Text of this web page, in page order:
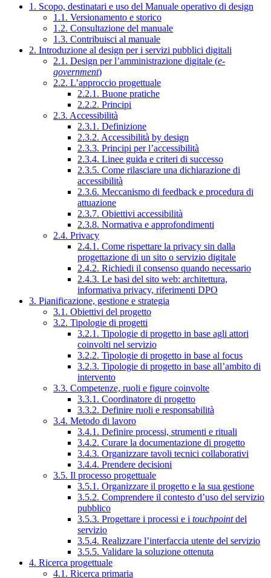
1. Scopo, destinatari e uso del Manuale operativo di design
1.1. Versionamento e storico
1.2. Consultazione del manuale
1.3. Contribuisci al manuale
2. Introduzione al design per i servizi pubblici digitali
2.1. Design per l’amministrazione digitale (e-
government)
2.2. L’approccio progettuale
2.2.1. Buone pratiche
2.2.2. Principi
2.3. Accessibilità
2.3.1. Definizione
2.3.2. Accessibilità by design
2.3.3. Principi per l’accessibilità
2.3.4. Linee guida e criteri di successo
2.3.5. Come rilasciare una dichiarazione di
accessibilità
2.3.6. Meccanismo di feedback e procedura di
attuazione
2.3.7. Obiettivi accessibilità
2.3.8. Normativa e approfondimenti
2.4. Privacy
2.4.1. Come rispettare la privacy sin dalla
progettazione di un sito o servizio digitale
2.4.2. Richiedi il consenso quando necessario
2.4.3. Le basi del sito web: architettura,
informativa privacy, riferimenti DPO
3. Pianificazione, gestione e strategia
3.1. Obiettivi del progetto
3.2. Tipologie di progetti
3.2.1. Tipologie di progetto in base agli attori
coinvolti nel servizio
3.2.2. Tipologie di progetto in base al focus
3.2.3. Tipologie di progetto in base all’ambito di
intervento
3.3. Competenze, ruoli e figure coinvolte
3.3.1. Coordinatore di progetto
3.3.2. Definire ruoli e responsabilità
3.4. Metodo di lavoro
3.4.1. Definire processi, strumenti e rituali
3.4.2. Curare la documentazione di progetto
3.4.3. Organizzare tavoli tecnici collaborativi
3.4.4. Prendere decisioni
3.5. Il processo progettuale
3.5.1. Organizzare il progetto e la sua gestione
3.5.2. Comprendere il contesto d’uso del servizio
pubblico
3.5.3. Progettare i processi e i touchpointdel
servizio
3.5.4. Realizzare l’interfaccia utente del servizio
3.5.5. Validare la soluzione ottenuta
4. Ricerca progettuale
4.1. Ricerca primaria